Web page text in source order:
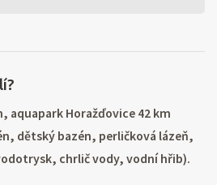
aquapark Horažďovice 42 km
dětský bazén, perličková lázeň,
chrlič vody, vodní hřib).